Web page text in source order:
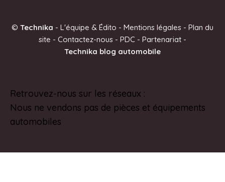
© Technika - L'équipe & Édito - Mentions légales - Plan du
site - Contactez-nous - PDC - Partenariat -
Technika blog automobile
Retrouvez-nous sur les réseaux :
Nous ne vendons pas de pièces et équipements
automobiles